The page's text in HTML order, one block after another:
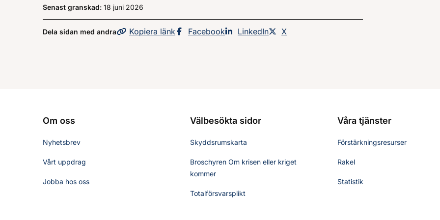
Senast granskad: 18 juni 2026
Dela sidan med andra Kopiera sidans
länk Dela sidan på
Facebook Dela sidan på
LinkedIn Dela sidan på
X
Om oss
Nyhetsbrev
Vårt uppdrag
Jobba hos oss
Välbesökta sidor
Skyddsrumskarta
Broschyren Om krisen eller kriget
kommer
Totalförsvarsplikt
Våra tjänster
Förstärkningsresurser
Rakel
Statistik